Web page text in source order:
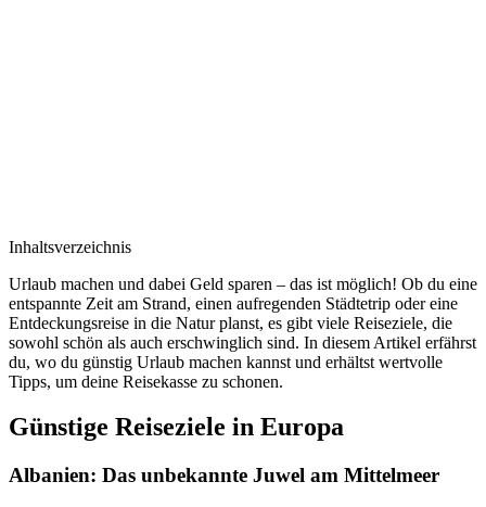
Inhaltsverzeichnis
Urlaub machen und dabei Geld sparen – das ist möglich! Ob du eine
entspannte Zeit am Strand, einen aufregenden Städtetrip oder eine
Entdeckungsreise in die Natur planst, es gibt viele Reiseziele, die
sowohl schön als auch erschwinglich sind. In diesem Artikel erfährst
du, wo du günstig Urlaub machen kannst und erhältst wertvolle
Tipps, um deine Reisekasse zu schonen.
Günstige Reiseziele in Europa
Albanien: Das unbekannte Juwel am Mittelmeer